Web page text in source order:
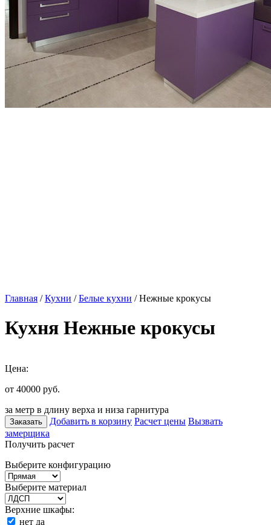
Главная /Кухни /Белые кухни / Нежные крокусы
Кухня Нежные крокусы
Цена:
от 40000 руб.
за метр в длину верха и низа гарнитура
Заказать Добавить в корзину Расчет цены Вызвать
замерщика
Получить расчет
Выберите конфигурацию
Выберите материал
Верхние шкафы:
нет да